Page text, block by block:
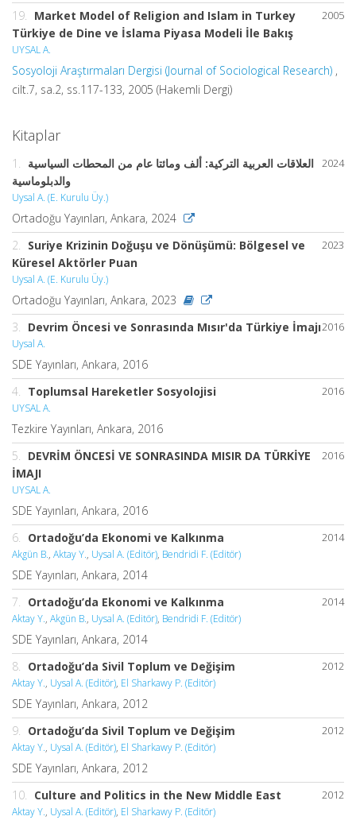
2005
19. Market Model of Religion and Islam in Turkey
Türkiye de Dine ve İslama Piyasa Modeli İle Bakış
UYSAL A.
Sosyoloji Araştırmaları Dergisi (Journal of Sociological Research) ,
cilt.7, sa.2, ss.117-133, 2005 (Hakemli Dergi)
Kitaplar
2024
1. العلاقات العربية التركية: ألف ومائتا عام من المحطات السياسية
والدبلوماسية
Uysal A. (E. Kurulu Üy.)
Ortadoğu Yayınları, Ankara, 2024
2023
2. Suriye Krizinin Doğuşu ve Dönüşümü: Bölgesel ve
Küresel Aktörler Puan
Uysal A. (E. Kurulu Üy.)
Ortadoğu Yayınları, Ankara, 2023
2016
3. Devrim Öncesi ve Sonrasında Mısır'da Türkiye İmajı
Uysal A.
SDE Yayınları, Ankara, 2016
2016
4. Toplumsal Hareketler Sosyolojisi
UYSAL A.
Tezkire Yayınları, Ankara, 2016
2016
5. DEVRİM ÖNCESİ VE SONRASINDA MISIR DA TÜRKİYE
İMAJI
UYSAL A.
SDE Yayınları, Ankara, 2016
2014
6. Ortadoğu’da Ekonomi ve Kalkınma
Akgün B., Aktay Y., Uysal A. (Editör), Bendridi F. (Editör)
SDE Yayınları, Ankara, 2014
2014
7. Ortadoğu’da Ekonomi ve Kalkınma
Aktay Y., Akgün B., Uysal A. (Editör), Bendridi F. (Editör)
SDE Yayınları, Ankara, 2014
2012
8. Ortadoğu’da Sivil Toplum ve Değişim
Aktay Y., Uysal A. (Editör), El Sharkawy P. (Editör)
SDE Yayınları, Ankara, 2012
2012
9. Ortadoğu’da Sivil Toplum ve Değişim
Aktay Y., Uysal A. (Editör), El Sharkawy P. (Editör)
SDE Yayınları, Ankara, 2012
2012
10. Culture and Politics in the New Middle East
Aktay Y., Uysal A. (Editör), El Sharkawy P. (Editör)